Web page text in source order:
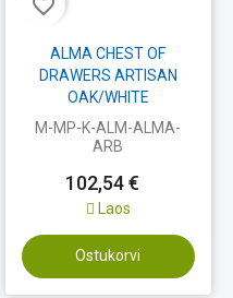
favorite_border
ALMA CHEST OF
DRAWERS ARTISAN
OAK/WHITE
M-MP-K-ALM-ALMA-
ARB
102,54 €
Laos
Ostukorvi